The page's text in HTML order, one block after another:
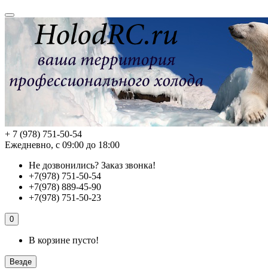
+ 7 (978) 751-50-54
Ежедневно, с 09:00 до 18:00
Не дозвонились? Заказ звонка!
+7(978) 751-50-54
+7(978) 889-45-90
+7(978) 751-50-23
0
В корзине пусто!
Везде